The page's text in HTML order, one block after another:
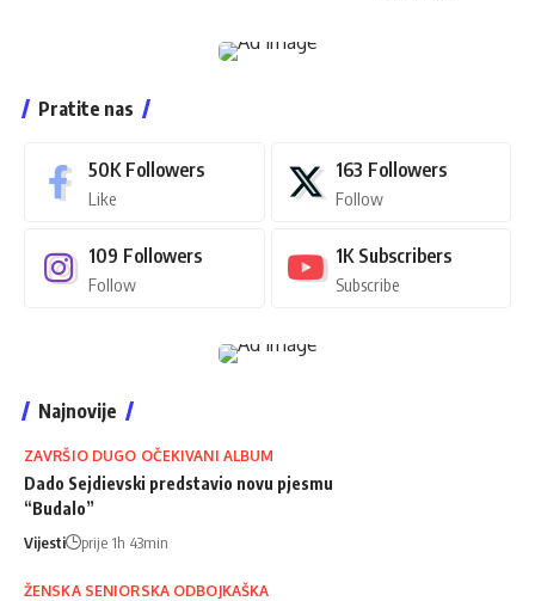
Pratite nas
50K Followers
Like
163 Followers
Follow
109 Followers
Follow
1K Subscribers
Subscribe
Najnovije
ZAVRŠIO DUGO OČEKIVANI ALBUM
Dado Sejdievski predstavio novu pjesmu
“Budalo”
Vijesti prije 1h 43min
ŽENSKA SENIORSKA ODBOJKAŠKA